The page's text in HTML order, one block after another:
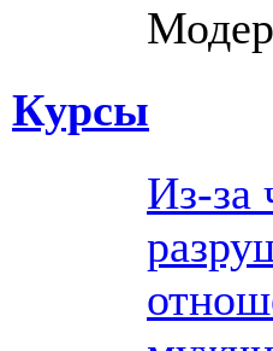
Курсы
Из-за